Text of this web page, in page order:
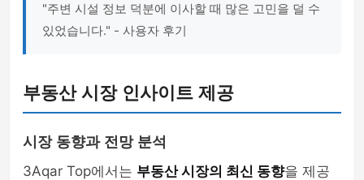
"주변 시설 정보 덕분에 이사할 때 많은 고민을 덜 수
있었습니다." - 사용자 후기
부동산 시장 인사이트 제공
시장 동향과 전망 분석
3Aqar Top에서는 부동산 시장의 최신 동향을 제공